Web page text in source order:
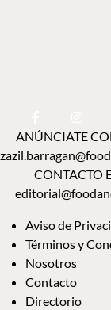
ANÚNCIATE
CONTACTO
Aviso de
Términos y
Nosotros
Contacto
Directorio